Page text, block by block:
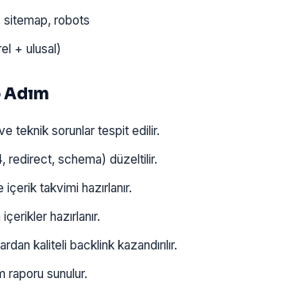
sitemap, robots
+ ulusal)
teknik sorunlar tespit edilir.
redirect, schema) düzeltilir.
takvimi hazırlanır.
hazırlanır.
kaliteli backlink kazandırılır.
raporu sunulur.